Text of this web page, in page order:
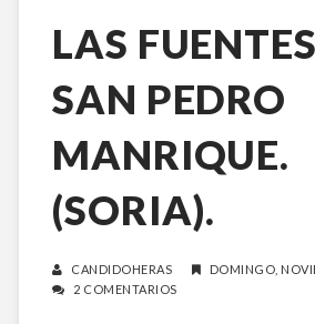
LAS
SAN PEDRO
MANRIQUE.
(SORIA).
CANDIDOHERAS
DOMINGO,
2 COMENTARIOS